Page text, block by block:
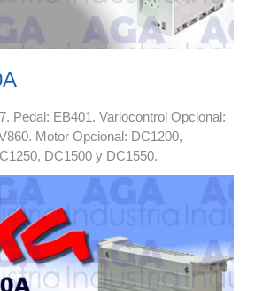
Pedal: EB401. Variocontrol Opcional:
Motor Opcional: DC1200,
DC1500 y DC1550.